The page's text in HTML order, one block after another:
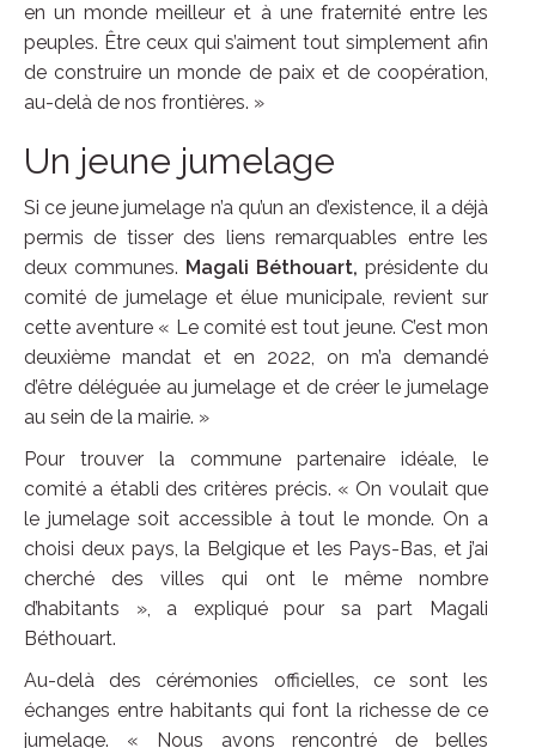
en un monde meilleur et à une fraternité entre les
peuples. Être ceux qui s’aiment tout simplement afin
de construire un monde de paix et de coopération,
au-delà de nos frontières. »
Un jeune jumelage
Si ce jeune jumelage n’a qu’un an d’existence, il a déjà
permis de tisser des liens remarquables entre les
deux communes. Magali Béthouart, présidente du
comité de jumelage et élue municipale, revient sur
cette aventure « Le comité est tout jeune. C’est mon
deuxième mandat et en 2022, on m’a demandé
d’être déléguée au jumelage et de créer le jumelage
au sein de la mairie. »
Pour trouver la commune partenaire idéale, le
comité a établi des critères précis. « On voulait que
le jumelage soit accessible à tout le monde. On a
choisi deux pays, la Belgique et les Pays-Bas, et j’ai
cherché des villes qui ont le même nombre
d’habitants », a expliqué pour sa part Magali
Béthouart.
Au-delà des cérémonies officielles, ce sont les
échanges entre habitants qui font la richesse de ce
jumelage. « Nous avons rencontré de belles